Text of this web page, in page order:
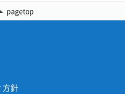
pagetop
方針